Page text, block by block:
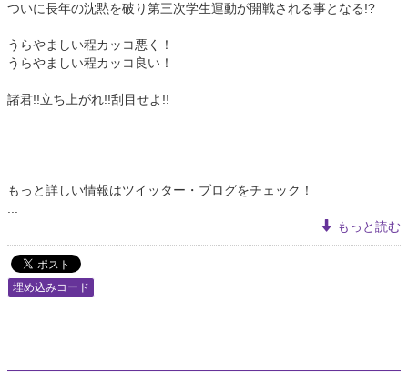
ついに長年の沈黙を破り第三次学生運動が開戦される事となる!?
うらやましい程カッコ悪く！
うらやましい程カッコ良い！
諸君!!立ち上がれ!!刮目せよ!!
もっと詳しい情報はツイッター・ブログをチェック！
もっと読む
埋め込みコード